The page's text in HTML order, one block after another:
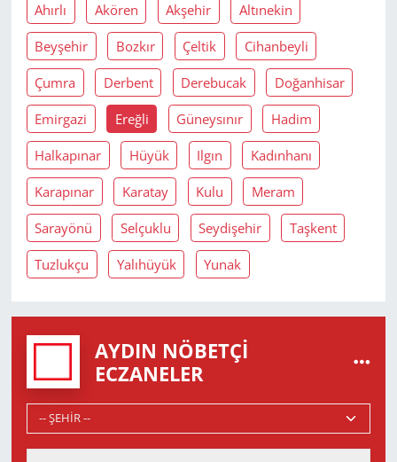
Ahırlı Akören Akşehir Altınekin
Beyşehir Bozkır Çeltik Cihanbeyli
Çumra Derbent Derebucak Doğanhisar
Emirgazi Ereğli Güneysınır Hadim
Halkapınar Hüyük Ilgın Kadınhanı
Karapınar Karatay Kulu Meram
Sarayönü Selçuklu Seydişehir Taşkent
Tuzlukçu Yalıhüyük Yunak
AYDIN NÖBETÇI
ECZANELER